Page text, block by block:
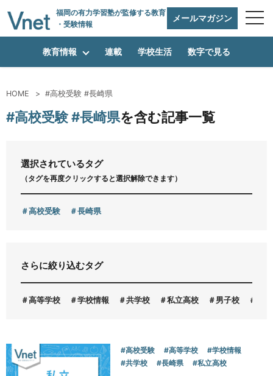
福岡の有力学習塾が監修する教育
・受験情報
メールマガジン
編集方針
vnetアライアンス企業
運営会社
お問い合わせ
教育情報 連載 学校生活 数字で見る
HOME #高校受験 #長崎県
#高校受験 #長崎県を含む記事一覧
選択されているタグ
（タグを再度クリックすると選択解除できます）
高校受験 長崎県
さらに絞り込むタグ
高等学校 学校情報 共学校 私立高校 男子校
#高校受験 #高等学校
#学校情報
#共学校
#長崎県 #私立高校